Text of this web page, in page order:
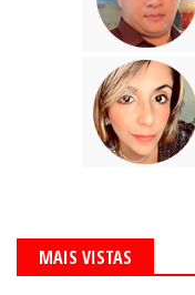
MAIS VISTAS